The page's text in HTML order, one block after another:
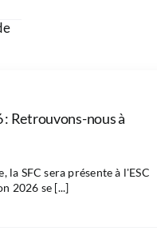
: Retrouvons-nous à
la SFC sera présente à l'ESC
2026 se [...]